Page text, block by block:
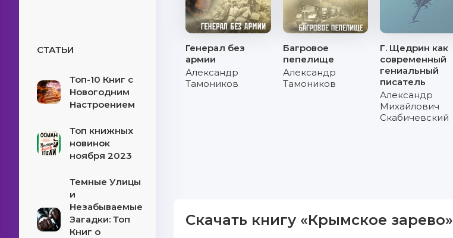
СТАТЬИ
Топ-10 Книг с
Новогодним
Настроением
Топ книжных
новинок
ноября 2023
Темные Улицы
и
Незабываемые
Загадки: Топ
Книг о
Генерал без
армии
Александр
Тамоников
Багровое
пепелище
Александр
Тамоников
Г. Щедрин как
современный
гениальный
писатель
Александр
Михайлович
Скабичевский
Скачать книгу «Крымское зарево»